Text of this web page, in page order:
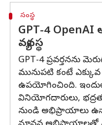
సంస్థ
GPT-4
వ్యవస్థ
GPT-4 ప్రవర్తనను
మునుపటి కంటే
ఉపయోగించింది.
వినియోగదారులు,
నుండి అభిప్రాయాలు